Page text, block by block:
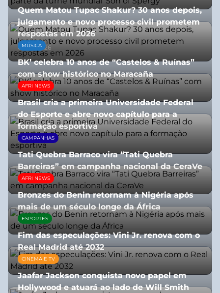
Quem Matou Tupac Shakur? 30 anos depois,
julgamento e novo processo civil prometem
respostas em 2026
05/08/2026
MÚSICA
BK’ celebra 10 anos de “Castelos & Ruínas”
com show histórico no Maracaña
06/08/2026
AFRI NEWS
Brasil cria a primeira Universidade Federal
do Esporte e abre novo capítulo para a
formação esportiva
08/07/2026
CAMPANHAS
Tati Quebra Barraco vira “Tati Quebra
Barreiras” em campanha nacional da CeraVe
08/07/2026
AFRI NEWS
Bronzes do Benin retornam à Nigéria após
mais de um século longe da África
08/07/2026
ESPORTES
Fim das especulações: Vini Jr. renova com o
Real Madrid até 2032
06/08/2026
CINEMA E TV
Jaafar Jackson conquista novo papel em
Hollywood e atuará ao lado de Will Smith